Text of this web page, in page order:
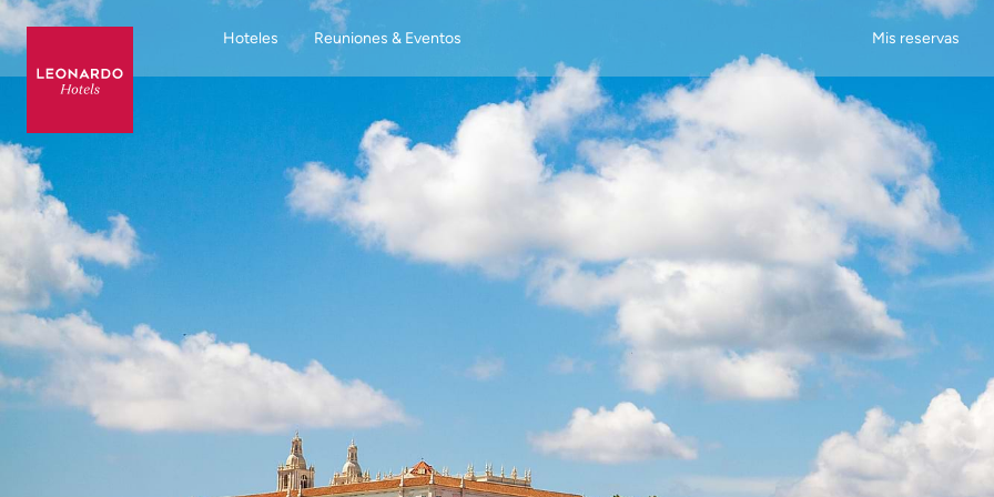
Hoteles Reuniones & Eventos Mis reservas